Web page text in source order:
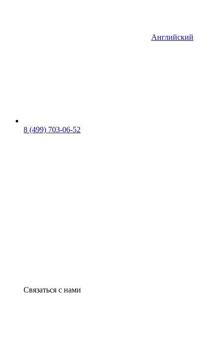
Английский
8 (499) 703-06-52
Связаться с нами